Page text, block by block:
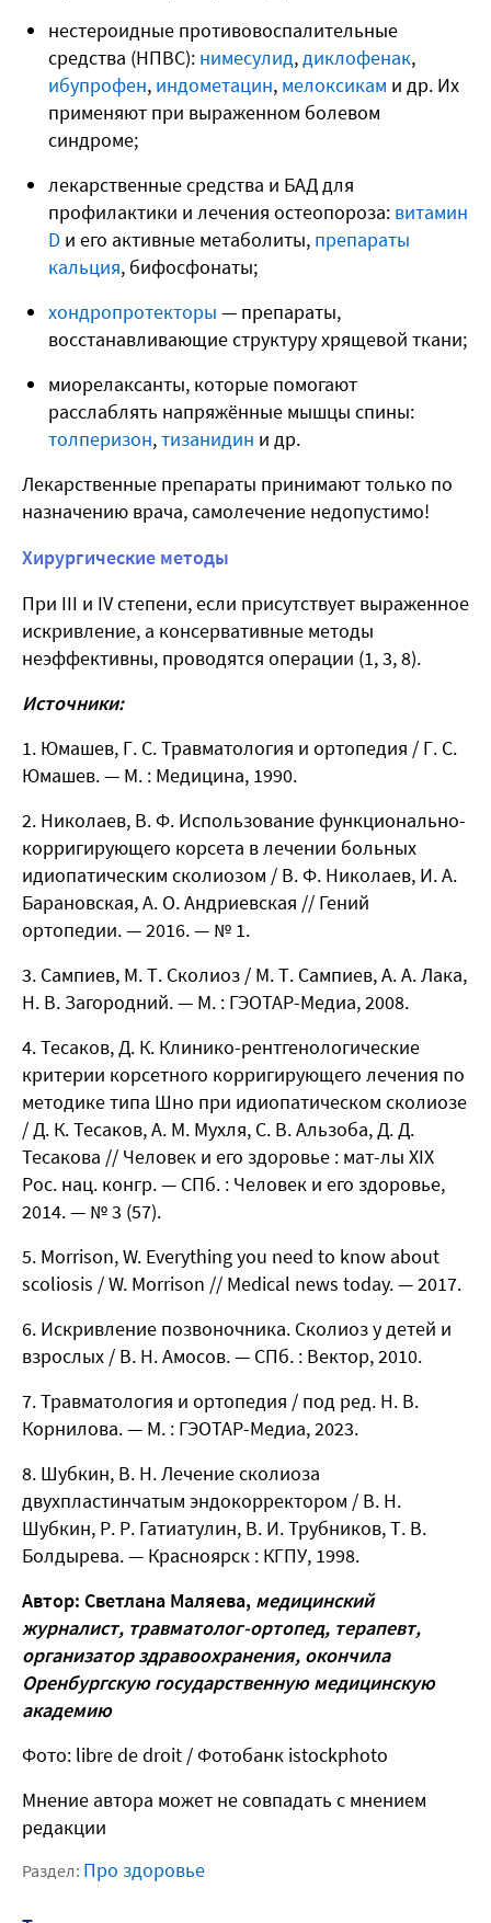
нестероидные противовоспалительные
средства (НПВС): нимесулид,диклофенак,
ибупрофен, индометацин, мелоксикам и др. Их
применяют при выраженном болевом
синдроме;
лекарственные средства и БАД для
профилактики и лечения остеопороза: витамин
D и его активные метаболиты, препараты
кальция, бифосфонаты;
хондропротекторы — препараты,
восстанавливающие структуру хрящевой ткани;
миорелаксанты, которые помогают
расслаблять напряжённые мышцы спины:
толперизон,тизанидин и др.
Лекарственные препараты принимают только по
назначению врача, самолечение недопустимо!
Хирургические методы
При III и IV степени, если присутствует выраженное
искривление, а консервативные методы
неэффективны, проводятся операции (1, 3, 8).
Источники:
Юмашев, Г. С. Травматология и ортопедия / Г. С.
Юмашев. — М. : Медицина, 1990.
Николаев, В. Ф. Использование функционально-
корригирующего корсета в лечении больных
идиопатическим сколиозом / В. Ф. Николаев, И. А.
Барановская, А. О. Андриевская // Гений
ортопедии. — 2016. — № 1.
Сампиев, М. Т. Сколиоз / М. Т. Сампиев, А. А. Лака,
Н. В. Загородний. — М. : ГЭОТАР-Медиа, 2008.
Тесаков, Д. К. Клинико-рентгенологические
критерии корсетного корригирующего лечения по
методике типа Шно при идиопатическом сколиозе
/ Д. К. Тесаков, А. М. Мухля, С. В. Альзоба, Д. Д.
Тесакова // Человек и его здоровье : мат-лы XIX
Рос. нац. конгр. — СПб. : Человек и его здоровье,
2014. — № 3 (57).
Morrison, W. Everything you need to know about
scoliosis / W. Morrison // Medical news today. — 2017.
Искривление позвоночника. Сколиоз у детей и
взрослых / В. Н. Амосов. — СПб. : Вектор, 2010.
Травматология и ортопедия / под ред. Н. В.
Корнилова. — М. : ГЭОТАР-Медиа, 2023.
Шубкин, В. Н. Лечение сколиоза
двухпластинчатым эндокорректором / В. Н.
Шубкин, Р. Р. Гатиатулин, В. И. Трубников, Т. В.
Болдырева. — Красноярск : КГПУ, 1998.
Автор: Светлана Маляева, медицинский
журналист, травматолог-ортопед, терапевт,
организатор здравоохранения, окончила
Оренбургскую государственную медицинскую
академию
Фото: libre de droit / Фотобанк istockphoto
Мнение автора может не совпадать с мнением
редакции
Раздел: Про здоровье